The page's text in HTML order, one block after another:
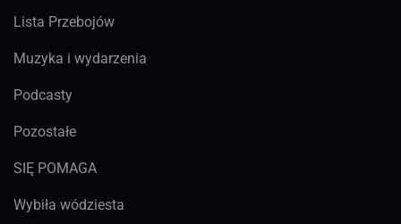
Lista Przebojów
Muzyka i wydarzenia
Podcasty
Pozostałe
SIĘ POMAGA
Wybiła wódziesta